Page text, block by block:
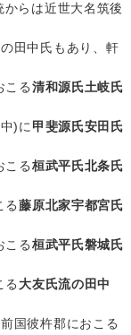
からは近世大名筑後
田中氏もあり、軒
こる清和源氏土岐氏
)に甲斐源氏安田氏
こる桓武平氏北条氏
る藤原北家宇都宮氏
こる桓武平氏磐城氏
る 大友氏流の田中
国彼杵郡におこる